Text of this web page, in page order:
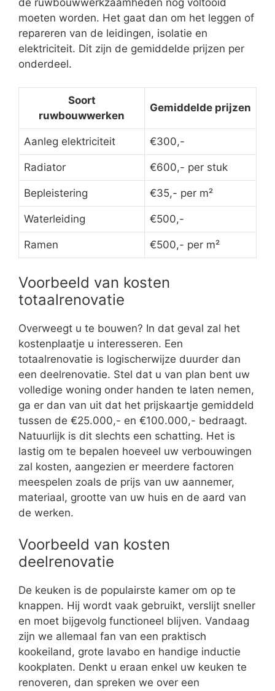
moeten worden. Het gaat dan om het leggen of
repareren van de leidingen, isolatie en
elektriciteit. Dit zijn de gemiddelde prijzen per
onderdeel.
Soort
ruwbouwwerken
Gemiddelde prijzen
Aanleg elektriciteit €300,-
Radiator €600,- per stuk
Bepleistering €35,- per m²
Waterleiding €500,-
Ramen €500,- per m²
Voorbeeld van kosten
totaalrenovatie
Overweegt u te bouwen? In dat geval zal het
kostenplaatje u interesseren. Een
totaalrenovatie is logischerwijze duurder dan
een deelrenovatie. Stel dat u van plan bent uw
volledige woning onder handen te laten nemen,
ga er dan van uit dat het prijskaartje gemiddeld
tussen de €25.000,- en €100.000,- bedraagt.
Natuurlijk is dit slechts een schatting. Het is
lastig om te bepalen hoeveel uw verbouwingen
zal kosten, aangezien er meerdere factoren
meespelen zoals de prijs van uw aannemer,
materiaal, grootte van uw huis en de aard van
de werken.
Voorbeeld van kosten
deelrenovatie
De keuken is de populairste kamer om op te
knappen. Hij wordt vaak gebruikt, verslijt sneller
en moet bijgevolg functioneel blijven. Vandaag
zijn we allemaal fan van een praktisch
kookeiland, grote lavabo en handige inductie
kookplaten. Denkt u eraan enkel uw keuken te
renoveren, dan spreken we over een